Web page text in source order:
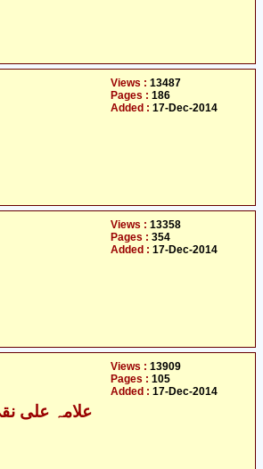
Views : 13487
Pages : 186
Added : 17-Dec-2014
Views : 13358
Pages : 354
Added : 17-Dec-2014
Views : 13909
Pages : 105
Added : 17-Dec-2014